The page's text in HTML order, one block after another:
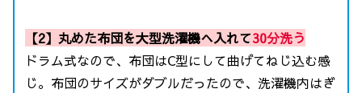
【2】 丸めた布団を大型洗濯機へ入れて30分洗う
ドラム式なので、布団はC型にして曲げてねじ込む感
じ。布団のサイズがダブルだったので、洗濯機内はぎ